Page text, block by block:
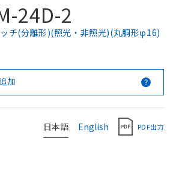
24D-2
チ(分離形)(照光・非照光)(丸胴形φ16)
加
日本語 English PDF出力